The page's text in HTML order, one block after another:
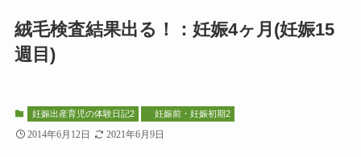
絨毛検査結果出る！：妊娠4ヶ月(妊娠15
週目)
妊娠出産育児の体験日記2 妊娠前・妊娠初期2
2014年6月12日 2021年6月9日